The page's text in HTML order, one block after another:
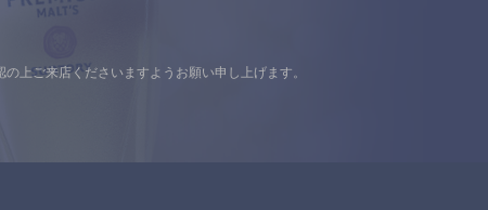
上ご来店くださいますようお願い申し上げます。